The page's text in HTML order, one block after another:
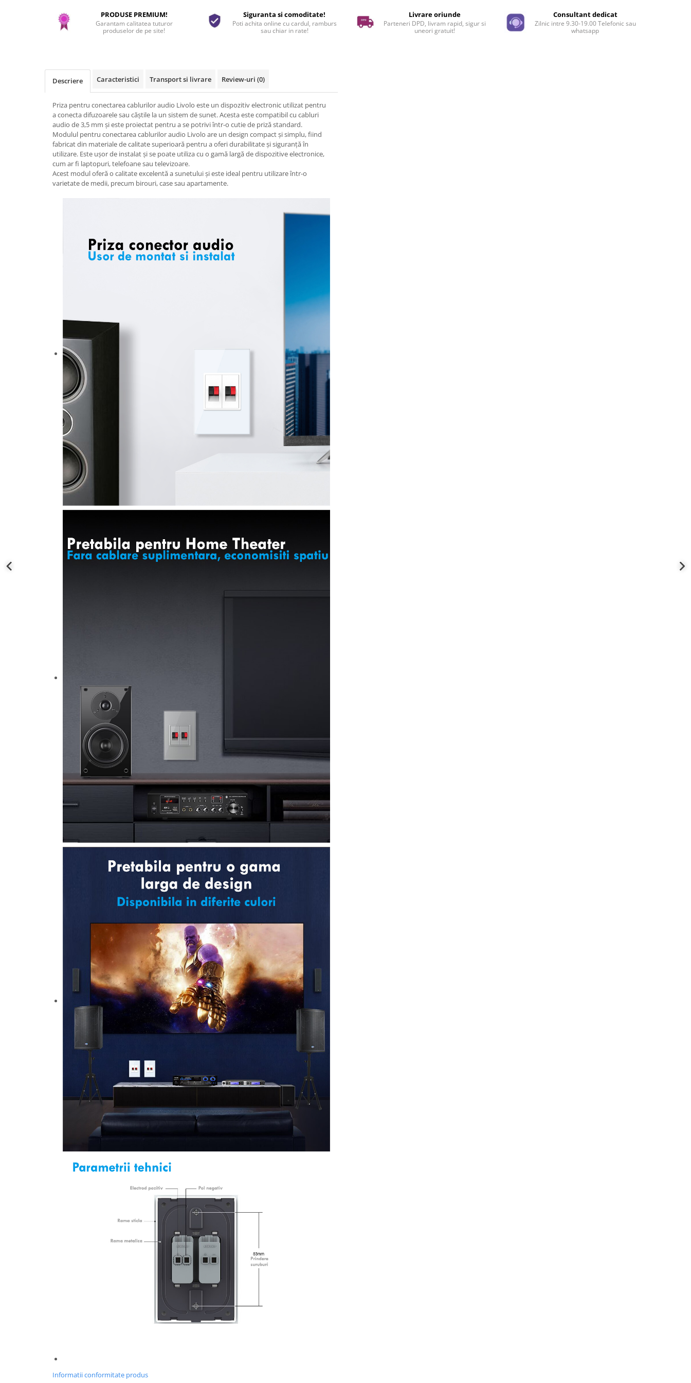
PRODUSE PREMIUM!
Garantam calitatea tuturor
produselor de pe site!
Siguranta si comoditate!
Poti achita online cu cardul, ramburs
sau chiar in rate!
Livrare oriunde
Parteneri DPD, livram rapid, sigur si
uneori gratuit!
Consultant dedicat
Zilnic intre 9.30-19.00 Telefonic sau
whatsapp
Descriere Caracteristici Transport si livrare Review-uri (0)
Priza pentru conectarea cablurilor audio Livolo este un dispozitiv electronic utilizat pentru
a conecta difuzoarele sau căștile la un sistem de sunet. Acesta este compatibil cu cabluri
audio de 3,5 mm și este proiectat pentru a se potrivi într-o cutie de priză standard.
Modulul pentru conectarea cablurilor audio Livolo are un design compact și simplu, fiind
fabricat din materiale de calitate superioară pentru a oferi durabilitate și siguranță în
utilizare. Este ușor de instalat și se poate utiliza cu o gamă largă de dispozitive electronice,
cum ar fi laptopuri, telefoane sau televizoare.
Acest modul oferă o calitate excelentă a sunetului și este ideal pentru utilizare într-o
varietate de medii, precum birouri, case sau apartamente.
Informatii conformitate produs